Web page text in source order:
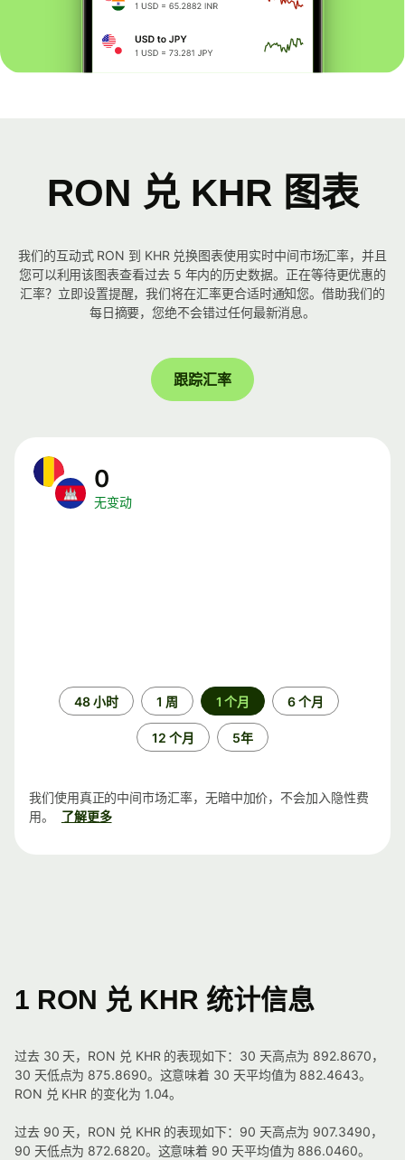
RON 兑 KHR 图表
我们的互动式 RON 到 KHR 兑换图表使用实时中间市场汇率，并且
您可以利用该图表查看过去 5 年内的历史数据。正在等待更优惠的
汇率？立即设置提醒，我们将在汇率更合适时通知您。借助我们的
每日摘要，您绝不会错过任何最新消息。
跟踪汇率
0
无变动
48 小时 1 周 1 个月 6 个月
12 个月 5年
我们使用真正的中间市场汇率，无暗中加价，不会加入隐性费
用。
了解更多
1 RON 兑 KHR 统计信息
过去 30 天，RON 兑 KHR 的表现如下：30 天高点为 892.8670，
30 天低点为 875.8690。这意味着 30 天平均值为 882.4643。
RON 兑 KHR 的变化为 1.04。
过去 90 天，RON 兑 KHR 的表现如下：90 天高点为 907.3490，
90 天低点为 872.6820。这意味着 90 天平均值为 886.0460。